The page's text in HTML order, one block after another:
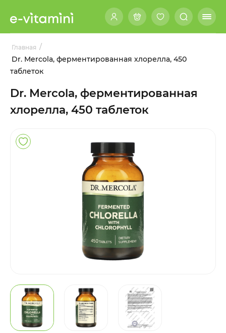
Главная /
Dr. Mercola, ферментированная хлорелла, 450
таблеток
Dr. Mercola, ферментированная
хлорелла, 450 таблеток